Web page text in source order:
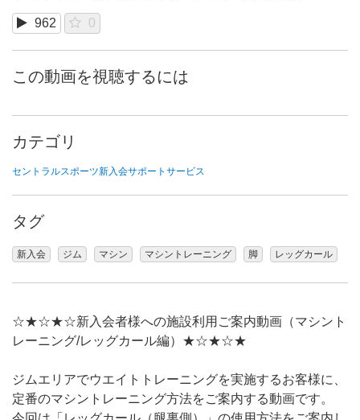
962 0
この動画を視聴するには
カテゴリ
セントラルスポーツ新入会サポートサービス
タグ
新入会 ジム マシン マシントレーニング 脚 レッグカール
☆★☆★☆新入会者様への施設利用ご案内動画（マシント
レーニング/レッグカール編）★☆★☆★
ジムエリアでウエイトトレーニングを実施するお客様に、
定番のマシントレーニング方法をご案内する動画です。